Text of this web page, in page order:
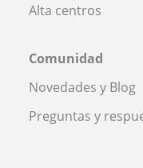
Alta centros
Comunidad
Novedades y Blog
Preguntas y